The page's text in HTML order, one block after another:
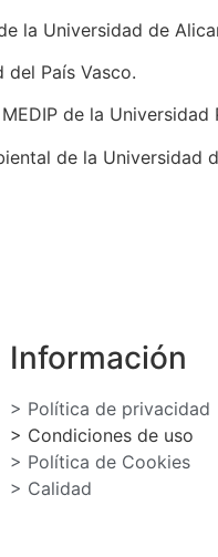
la Universidad de
País Vasco.
de la Universidad
de la Universidad
Información
> Política de privacidad
> Condiciones de uso
> Política de Cookies
> Calidad